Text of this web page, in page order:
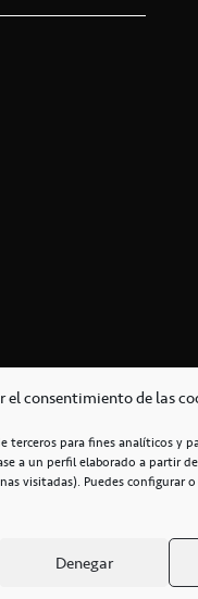
el consentimiento de las
terceros para fines analíticos y
a un perfil elaborado a partir
visitadas). Puedes configurar o
Denegar